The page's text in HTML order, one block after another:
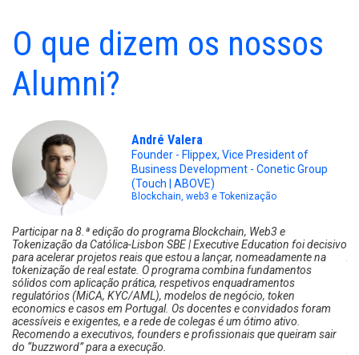
O que dizem os nossos
Alumni?
André Valera
Founder - Flippex, Vice President of
Business Development - Conetic Group
(Touch | ABOVE)
Blockchain, web3 e Tokenização
Participar na 8.ª edição do programa Blockchain, Web3 e
Tokenização da Católica-Lisbon SBE | Executive Education foi decisivo
para acelerar projetos reais que estou a lançar, nomeadamente na
tokenização de real estate. O programa combina fundamentos
sólidos com aplicação prática, respetivos enquadramentos
regulatórios (MiCA, KYC/AML), modelos de negócio, token
economics e casos em Portugal. Os docentes e convidados foram
acessíveis e exigentes, e a rede de colegas é um ótimo ativo.
Recomendo a executivos, founders e profissionais que queiram sair
do “buzzword” para a execução.